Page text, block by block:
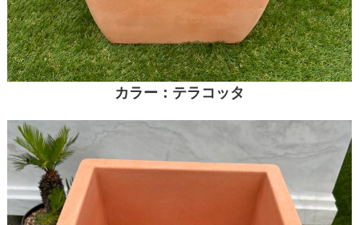
カラー：テラコッタ